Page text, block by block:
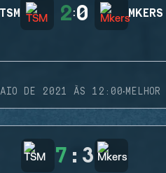
TSM 2:0 MKERS
DE 2021 ÀS 12:00·
7 : 3